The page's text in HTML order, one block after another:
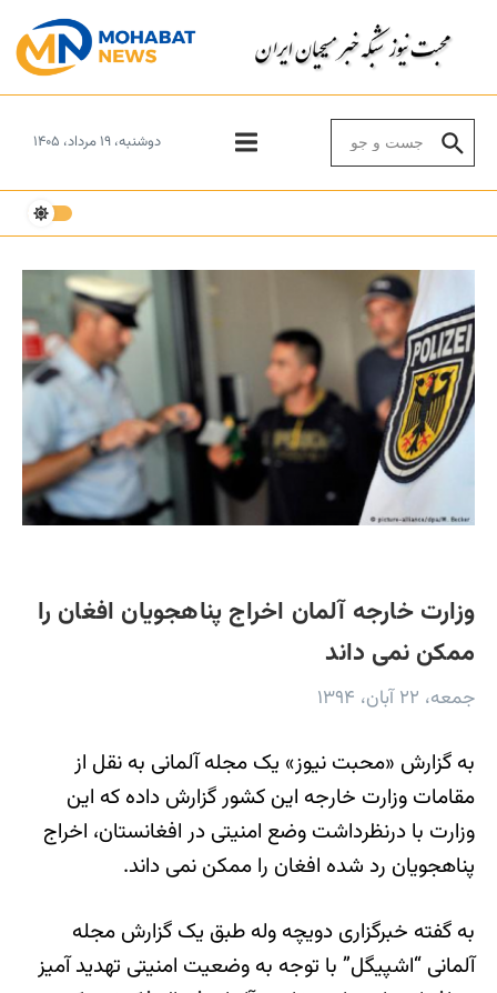
دوشنبه، ۱۹ مرداد، ۱۴۰۵
وزارت خارجه آلمان اخراج پناهجویان افغان را
ممکن نمی داند
جمعه، ۲۲ آبان، ۱۳۹۴
به گزارش «محبت نیوز» یک مجله آلمانی به نقل از
مقامات وزارت خارجه این کشور گزارش داده که این
وزارت با درنظرداشت وضع امنیتی در افغانستان، اخراج
پناهجویان رد شده افغان را ممکن نمی داند.
به گفته خبرگزاری دویچه وله طبق یک گزارش مجله
آلمانی “اشپیگل” با توجه به وضعیت امنیتی تهدید آمیز